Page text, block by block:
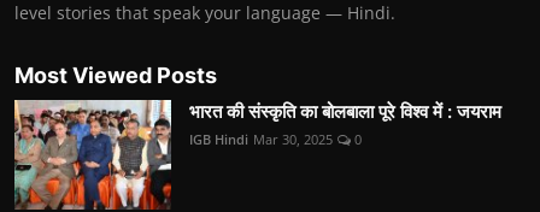
level stories that speak your language — Hindi.
Most Viewed Posts
भारत की संस्कृति का बोलबाला पूरे विश्व में : जयराम
IGB Hindi Mar 30, 2025 0